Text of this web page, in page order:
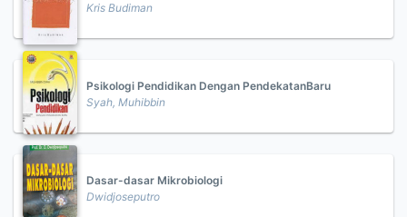
Kris Budiman
Psikologi Pendidikan Dengan PendekatanBaru
Syah, Muhibbin
Dasar-dasar Mikrobiologi
Dwidjoseputro